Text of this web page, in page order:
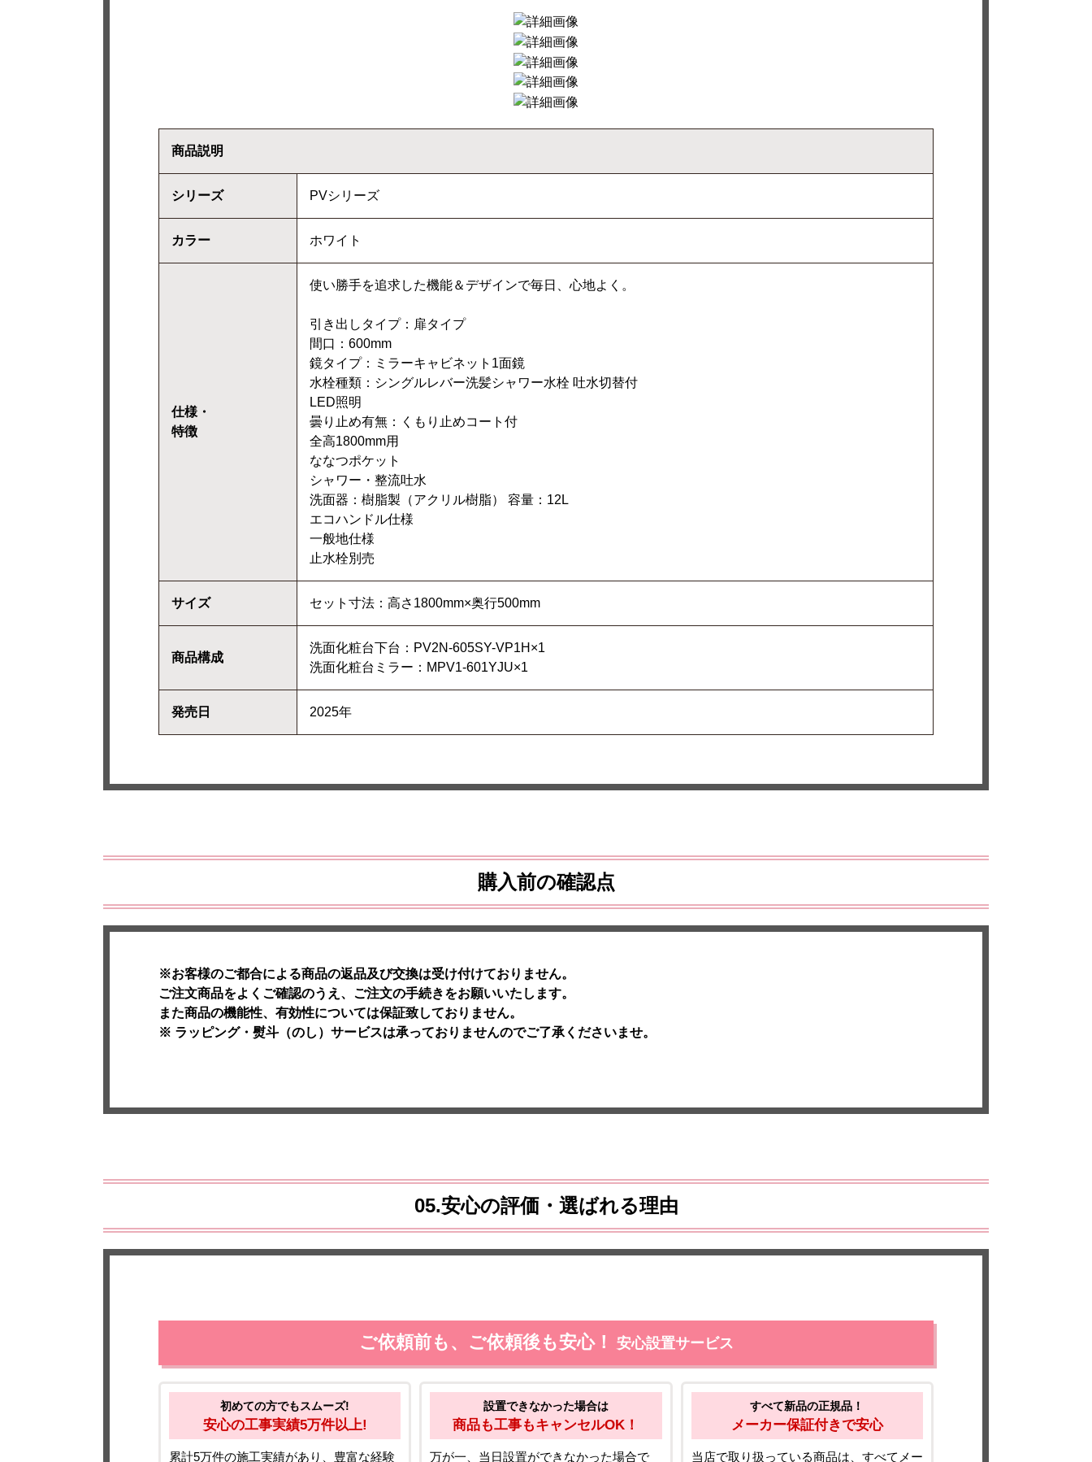
商品説明
シリーズ PVシリーズ
カラー ホワイト
仕様・
特徴
使い勝手を追求した機能＆デザインで毎日、心地よく。
引き出しタイプ：扉タイプ
間口：600mm
鏡タイプ：ミラーキャビネット1面鏡
水栓種類：シングルレバー洗髪シャワー水栓 吐水切替付
LED照明
曇り止め有無：くもり止めコート付
全高1800mm用
ななつポケット
シャワー・整流吐水
洗面器：樹脂製（アクリル樹脂） 容量：12L
エコハンドル仕様
一般地仕様
止水栓別売
サイズ セット寸法：高さ1800mm×奥行500mm
商品構成
洗面化粧台下台：PV2N-605SY-VP1H×1
洗面化粧台ミラー：MPV1-601YJU×1
発売日 2025年
購入前の確認点
※お客様のご都合による商品の返品及び交換は受け付けておりません。
ご注文商品をよくご確認のうえ、ご注文の手続きをお願いいたします。
また商品の機能性、有効性については保証致しておりません。
※ ラッピング・熨斗（のし）サービスは承っておりませんのでご了承くださいませ。
05.安心の評価・選ばれる理由
ご依頼前も、ご依頼後も安心！ 安心設置サービス
初めての方でもスムーズ!
安心の工事実績5万件以上!
累計5万件の施工実績があり、豊富な経験
設置できなかった場合は
商品も工事もキャンセルOK！
万が一、当日設置ができなかった場合で
すべて新品の正規品！
メーカー保証付きで安心
当店で取り扱っている商品は、すべてメー